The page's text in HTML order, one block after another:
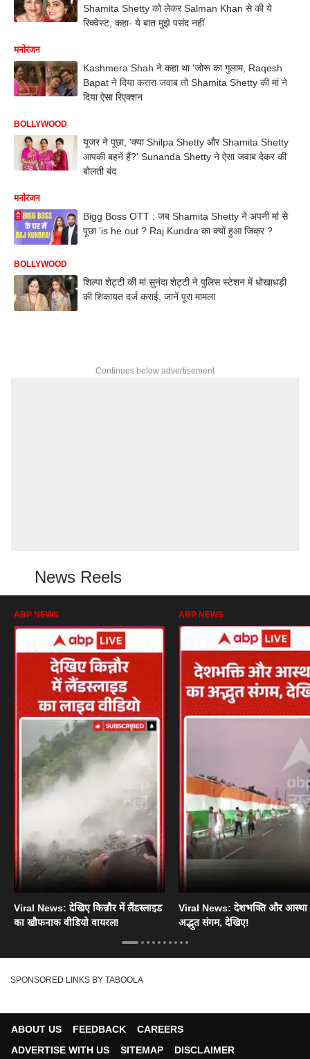
Shamita Shetty को लेकर Salman Khan से की ये
रिक्वेस्ट, कहा- ये बात मुझे पसंद नहीं
मनोरंजन
Kashmera Shah ने कहा था 'जोरू का गुलाम, Raqesh
Bapat ने दिया करारा जवाब तो Shamita Shetty की मां ने
दिया ऐसा रिएक्शन
BOLLYWOOD
यूजर ने पूछा, 'क्या Shilpa Shetty और Shamita Shetty
आपकी बहनें हैं?' Sunanda Shetty ने ऐसा जवाब देकर की
बोलती बंद
मनोरंजन
Bigg Boss OTT : जब Shamita Shetty ने अपनी मां से
पूछा 'is he out ? Raj Kundra का क्यों हुआ जिक्र ?
BOLLYWOOD
शिल्पा शेट्टी की मां सुनंदा शेट्टी ने पुलिस स्टेशन में धोखाधड़ी
की शिकायत दर्ज कराई, जानें पूरा मामला
Continues below advertisement
News Reels
ABP NEWS
Viral News: देखिए किन्नौर में लैंडस्लाइड
का खौफनाक वीडियो वायरल!
ABP NEWS
Viral News: देशभक्ति और आस्था
अद्भुत संगम, देखिए!
SPONSORED LINKS BY TABOOLA
ABOUT US FEEDBACK
CAREERS
ADVERTISE WITH US
SITEMAP DISCLAIMER